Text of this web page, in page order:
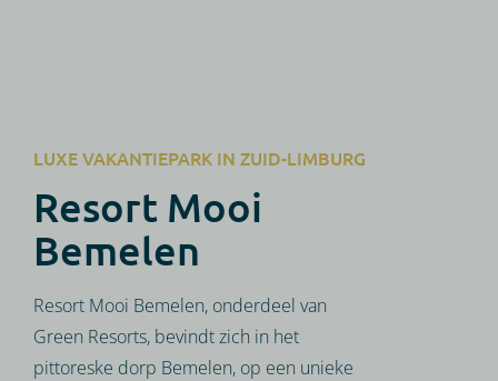
LUXE VAKANTIEPARK IN ZUID-LIMBURG
Resort Mooi
Bemelen
Resort Mooi Bemelen, onderdeel van
Green Resorts, bevindt zich in het
pittoreske dorp Bemelen, op een unieke